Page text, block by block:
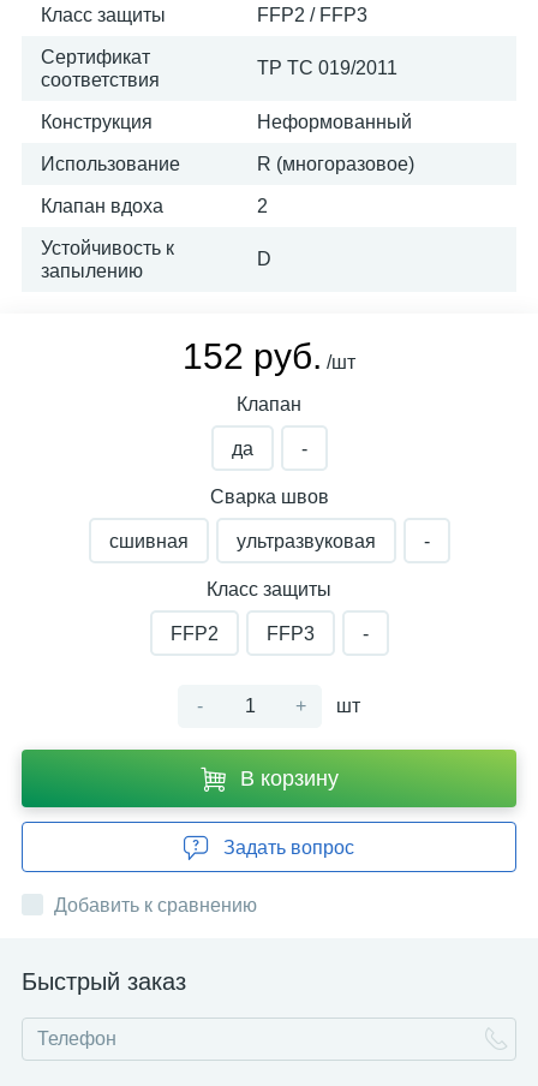
Класс защиты FFP2 / FFP3
Сертификат
соответствия
ТР ТС 019/2011
Конструкция Неформованный
Использование R (многоразовое)
Клапан вдоха 2
Устойчивость к
запылению
D
152 руб. /шт
Клапан
да -
Сварка швов
сшивная ультразвуковая -
Класс защиты
FFP2 FFP3 -
- + шт
В корзину
Задать вопрос
Добавить к сравнению
Быстрый заказ